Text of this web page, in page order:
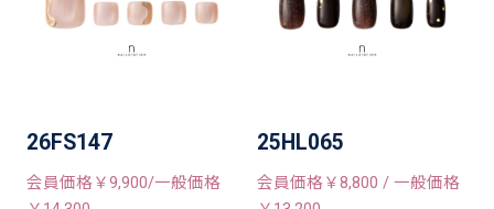
26FS147
会員価格￥9,900/一般価格
25HL065
会員価格￥8,800 / 一般価格